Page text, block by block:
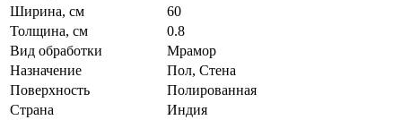
Ширина, см
60
Толщина, см
0.8
Вид обработки
Мрамор
Назначение
Пол, Стена
Поверхность
Полированная
Страна
Индия